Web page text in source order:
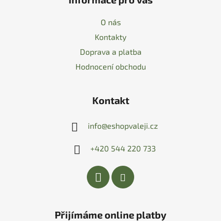
O nás
Kontakty
Doprava a platba
Hodnocení obchodu
Kontakt
info@eshopvaleji.cz
+420 544 220 733
Přijímáme online platby